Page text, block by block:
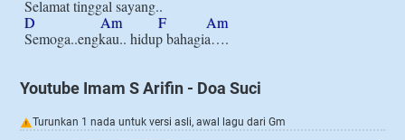
D
Am F
Am
Youtube Imam S Arifin - Doa Suci
! Turunkan 1 nada untuk versi asli, awal lagu dari Gm